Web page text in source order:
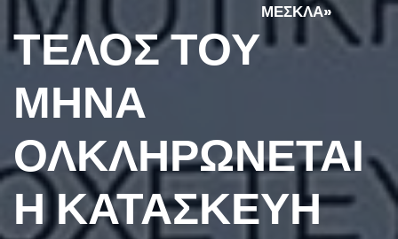
ΜΕΣΚΛΑ»
ΤΕΛΟΣ ΤΟΥ
ΜΗΝΑ
ΟΛΚΛΗΡΩΝΕΤΑΙ
Η ΚΑΤΑΣΚΕΥΗ